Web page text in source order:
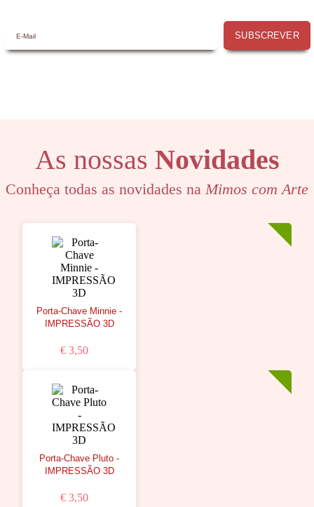
SUBSCREVER
As nossas Novidades
Conheça todas as novidades na Mimos com Arte
Porta-Chave Minnie -
IMPRESSÃO 3D
€ 3,50
Porta-Chave Pluto -
IMPRESSÃO 3D
€ 3,50